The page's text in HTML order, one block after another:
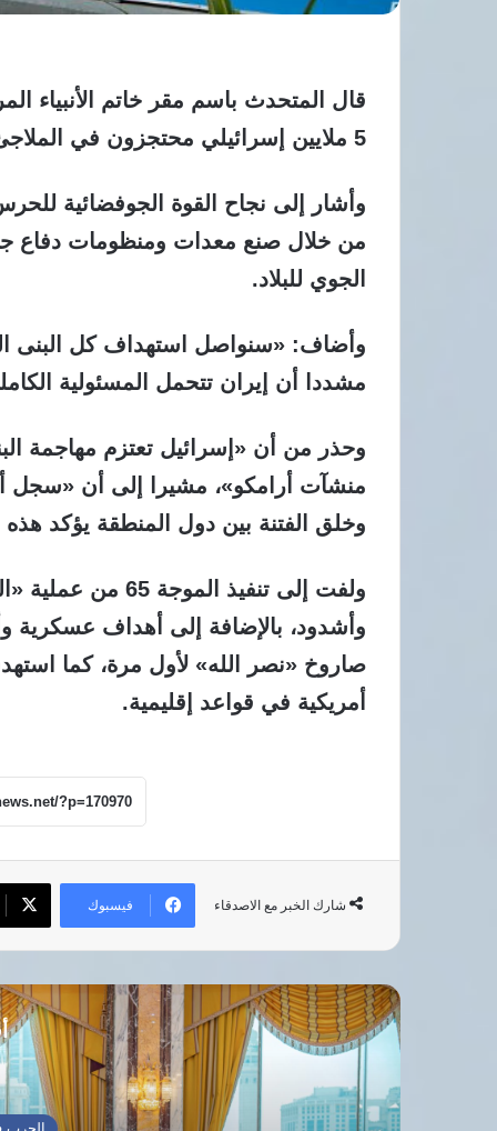
قال المتحدث باسم مقر خاتم الأنبياء
5 ملايين إسرائيلي محتجزون في الملاجئ منذ بداية الموجة 63 من العمليات العسكرية.
من خلال صنع معدات ومنظومات دفاع
الجوي للبلاد.
وأضاف: «سنواصل استهداف كل البنى
مشددا أن إيران تتحمل المسئولية
وحذر من أن «إسرائيل تعتزم مهاجمة
منشآت أرامكو»، مشيرا إلى أن «سجل
وخلق الفتنة بين دول المنطقة يؤكد هذه
وأشدود، بالإضافة إلى أهداف عسكرية
صاروخ «نصر الله» لأول مرة، كما
أمريكية في قواعد إقليمية.
شارك الخبر مع الاصدقاء فيسبوك